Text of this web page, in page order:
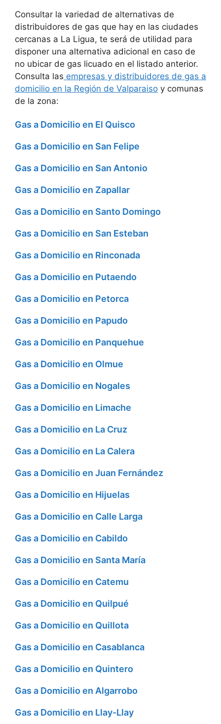
Consultar la variedad de alternativas de
distribuidores de gas que hay en las ciudades
cercanas a La Ligua, te será de utilidad para
disponer una alternativa adicional en caso de
no ubicar de gas licuado en el listado anterior.
Consulta las empresas y distribuidores de gas a
domicilio en la Región de Valparaiso y comunas
de la zona:
Gas a Domicilio en El Quisco
Gas a Domicilio en San Felipe
Gas a Domicilio en San Antonio
Gas a Domicilio en Zapallar
Gas a Domicilio en Santo Domingo
Gas a Domicilio en San Esteban
Gas a Domicilio en Rinconada
Gas a Domicilio en Putaendo
Gas a Domicilio en Petorca
Gas a Domicilio en Papudo
Gas a Domicilio en Panquehue
Gas a Domicilio en Olmue
Gas a Domicilio en Nogales
Gas a Domicilio en Limache
Gas a Domicilio en La Cruz
Gas a Domicilio en La Calera
Gas a Domicilio en Juan Fernández
Gas a Domicilio en Hijuelas
Gas a Domicilio en Calle Larga
Gas a Domicilio en Cabildo
Gas a Domicilio en Santa María
Gas a Domicilio en Catemu
Gas a Domicilio en Quilpué
Gas a Domicilio en Quillota
Gas a Domicilio en Casablanca
Gas a Domicilio en Quintero
Gas a Domicilio en Algarrobo
Gas a Domicilio en Llay-Llay